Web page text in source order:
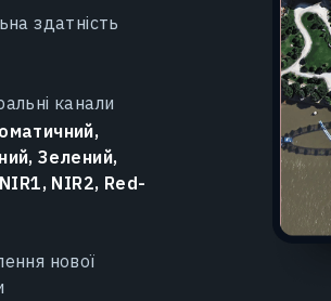
здатність
канали
Зелений,
NIR2, Red-
нової